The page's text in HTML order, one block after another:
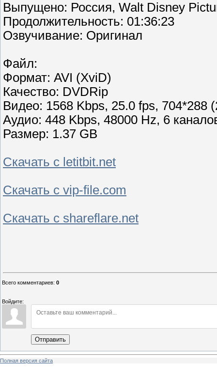
Выпущено: Россия, Walt Disney
Продолжительность: 01:36:23
Озвучивание: Оригинал
Файл:
Формат: AVI (XviD)
Качество: DVDRip
Видео: 1568 Kbps, 25.0 fps, 704*288
Аудио: 448 Kbps, 48000 Hz, 6
Размер: 1.37 GB
Скачать с letitbit.net
Скачать с vip-file.com
Скачать с shareflare.net
Всего комментариев: 0
Войдите:
Отправить
Полная версия сайта